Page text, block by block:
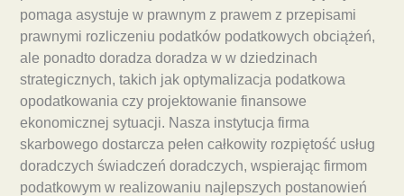
pomaga asystuje w prawnym z prawem z przepisami
prawnymi rozliczeniu podatków podatkowych obciążeń,
ale ponadto doradza doradza w w dziedzinach
strategicznych, takich jak optymalizacja podatkowa
opodatkowania czy projektowanie finansowe
ekonomicznej sytuacji. Nasza instytucja firma
skarbowego dostarcza pełen całkowity rozpiętość usług
doradczych świadczeń doradczych, wspierając firmom
podatkowym w realizowaniu najlepszych postanowień